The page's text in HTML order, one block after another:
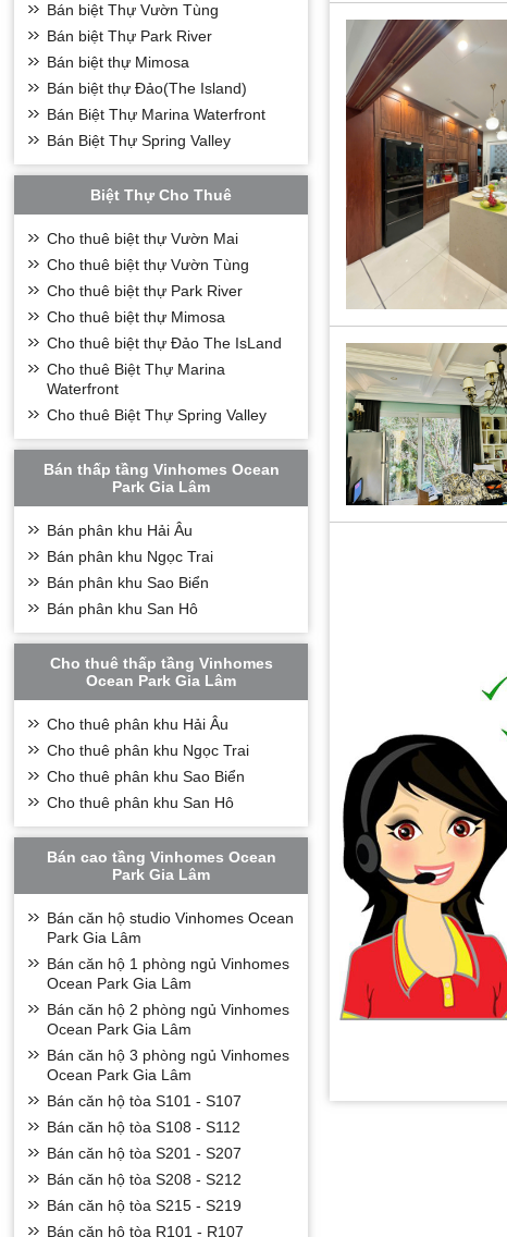
Bán biệt Thự Vườn Tùng
Bán biệt Thự Park River
Bán biệt thự Mimosa
Bán biệt thự Đảo(The Island)
Bán Biệt Thự Marina Waterfront
Bán Biệt Thự Spring Valley
Biệt Thự Cho Thuê
Cho thuê biệt thự Vườn Mai
Cho thuê biệt thự Vườn Tùng
Cho thuê biệt thự Park River
Cho thuê biệt thự Mimosa
Cho thuê biệt thự Đảo The IsLand
Cho thuê Biệt Thự Marina
Waterfront
Cho thuê Biệt Thự Spring Valley
Bán thấp tầng Vinhomes Ocean
Park Gia Lâm
Bán phân khu Hải Âu
Bán phân khu Ngọc Trai
Bán phân khu Sao Biển
Bán phân khu San Hô
Cho thuê thấp tầng Vinhomes
Ocean Park Gia Lâm
Cho thuê phân khu Hải Âu
Cho thuê phân khu Ngọc Trai
Cho thuê phân khu Sao Biển
Cho thuê phân khu San Hô
Bán cao tầng Vinhomes Ocean
Park Gia Lâm
Bán căn hộ studio Vinhomes Ocean
Park Gia Lâm
Bán căn hộ 1 phòng ngủ Vinhomes
Ocean Park Gia Lâm
Bán căn hộ 2 phòng ngủ Vinhomes
Ocean Park Gia Lâm
Bán căn hộ 3 phòng ngủ Vinhomes
Ocean Park Gia Lâm
Bán căn hộ tòa S101 - S107
Bán căn hộ tòa S108 - S112
Bán căn hộ tòa S201 - S207
Bán căn hộ tòa S208 - S212
Bán căn hộ tòa S215 - S219
Bán căn hộ tòa R101 - R107